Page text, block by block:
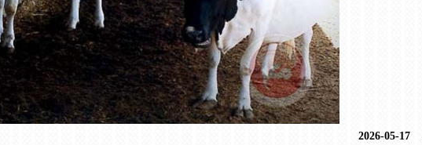
2026-05-17